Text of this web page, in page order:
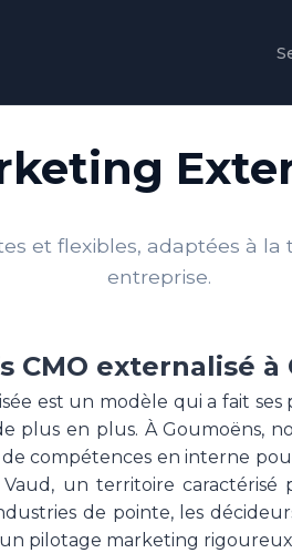
et flexibles, adaptées à la
entreprise.
CMO externalisé à
est un modèle qui a fait ses
plus en plus. À Goumoëns,
compétences en interne
un territoire caractérisé
de pointe, les
pilotage marketing